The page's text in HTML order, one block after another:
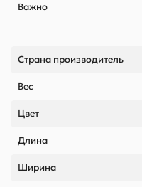
Важно
Страна производитель
Вес
Цвет
Длина
Ширина